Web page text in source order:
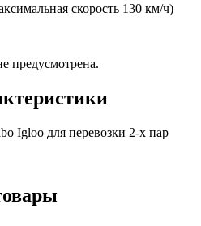
скорость 130 км/ч)
предусмотрена.
Igloo для перевозки 2-х пар